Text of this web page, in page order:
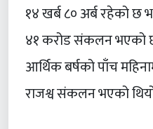
१४ खर्ब ८० अर्ब रहेको छ
४१ करोड संकलन भएको
आर्थिक बर्षको पाँच
राजश्व संकलन भएको